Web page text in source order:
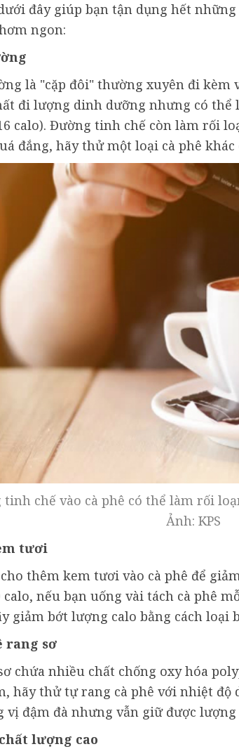
đây giúp bạn tận dụng hết
ngon:
là "cặp đôi" thường xuyên đi kèm
đi lượng dinh dưỡng nhưng có
calo). Đường tinh chế còn làm rối
đắng, hãy thử một loại cà phê
tinh chế vào cà phê có thể làm rối
Ảnh: KPS
tươi
thêm kem tươi vào cà phê để
calo, nếu bạn uống vài tách cà phê
giảm bớt lượng calo bằng cách loại
rang sơ
chứa nhiều chất chống oxy hóa
hãy thử tự rang cà phê với nhiệt độ
vị đậm đà nhưng vẫn giữ được
lượng cao